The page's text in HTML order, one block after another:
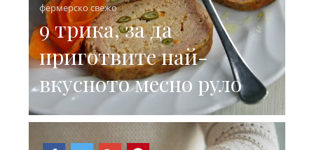
фермерско свежо
9 трика, за да
приготвите най-
вкусното месно руло